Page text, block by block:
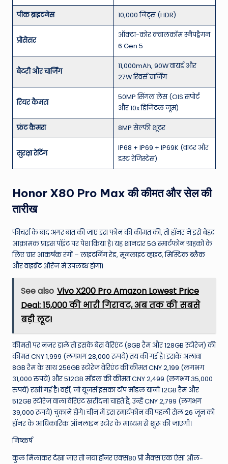
पीक ब्राइटनेस 10,000 निट्स (HDR)
प्रोसेसर
ऑक्टा-कोर क्वालकॉम स्नैपड्रैगन
6 Gen 5
बैटरी और चार्जिंग
11,000mAh, 90W वायर्ड और
27W रिवर्स चार्जिंग
रियर कैमरा
50MP सिंगल लेंस (OIS सपोर्ट
और 10x डिजिटल जूम)
फ्रंट कैमरा 8MP सेल्फी शूटर
सुरक्षा रेटिंग
IP68 + IP69 + IP69K (वाटर और
डस्ट रेजिस्टेंस)
Honor X80 Pro Max की कीमत और सेल की
तारीख
फीचर्स के बाद अगर बात की जाए इस फोन की कीमत की, तो हॉनर ने इसे बेहद
आक्रामक प्राइस पॉइंट पर पेश किया है। यह शानदार 5G स्मार्टफोन ग्राहकों के
लिए चार आकर्षक रंगों – लाइटनिंग रेड, मूनलाइट व्हाइट, मिस्टिक ब्लैक
और वाइब्रेंट ऑरेंज में उपलब्ध होगा।
See also Vivo X200 Pro Amazon Lowest Price
Deal: ₹15,000 की भारी गिरावट, अब तक की सबसे
बड़ी लूट!
कीमतों पर नजर डालें तो इसके बेस वेरिएंट (8GB रैम और 128GB स्टोरेज) की
कीमत CNY 1,999 (लगभग 28,000 रुपये) तय की गई है। इसके अलावा
8GB रैम के साथ 256GB स्टोरेज वेरिएंट की कीमत CNY 2,199 (लगभग
31,000 रुपये) और 512GB मॉडल की कीमत CNY 2,499 (लगभग 35,000
रुपये) रखी गई है। वहीं, जो यूजर्स इसका टॉप मॉडल यानी 12GB रैम और
512GB स्टोरेज वाला वेरिएंट खरीदना चाहते हैं, उन्हें CNY 2,799 (लगभग
39,000 रुपये) चुकाने होंगे। चीन में इस स्मार्टफोन की पहली सेल 26 जून को
हॉनर के आधिकारिक ऑनलाइन स्टोर के माध्यम से शुरू की जाएगी।
निष्कर्ष
कुल मिलाकर देखा जाए तो नया हॉनर एक्स80 प्रो मैक्स एक ऐसा ऑल-